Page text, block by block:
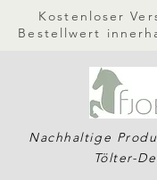
Kostenloser
Bestellwert
Nachhaltige
Tölter-